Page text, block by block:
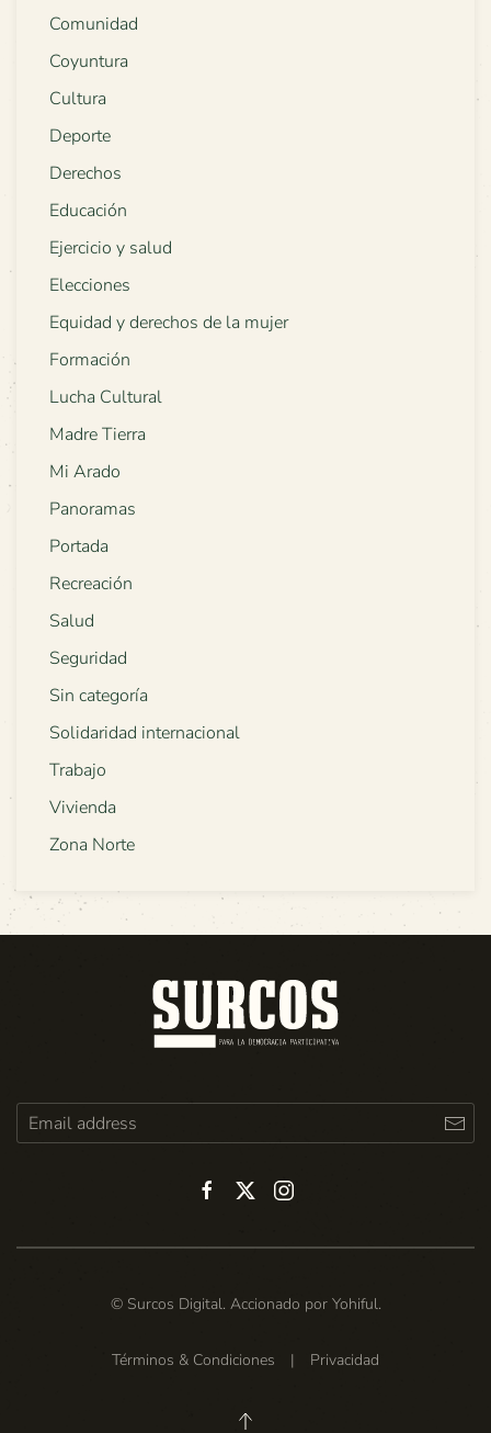
Comunidad
Coyuntura
Cultura
Deporte
Derechos
Educación
Ejercicio y salud
Elecciones
Equidad y derechos de la mujer
Formación
Lucha Cultural
Madre Tierra
Mi Arado
Panoramas
Portada
Recreación
Salud
Seguridad
Sin categoría
Solidaridad internacional
Trabajo
Vivienda
Zona Norte
© Surcos Digital. Accionado por Yohiful.
Términos & Condiciones | Privacidad